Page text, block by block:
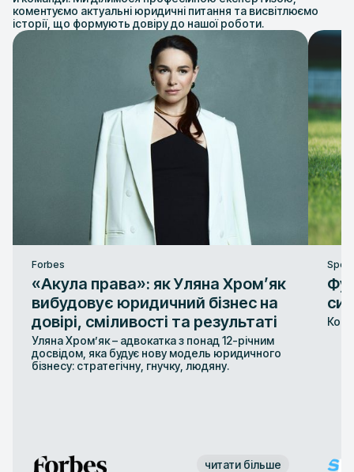
коментуємо актуальні юридичні питання та висвітлюємо
історії, що формують довіру до нашої роботи.
Forbes
«Акула права»: як Уляна Хром’як
вибудовує юридичний бізнес на
довірі, сміливості та результаті
Уляна Хром’як – адвокатка з понад 12-річним
досвідом, яка будує нову модель юридичного
бізнесу: стратегічну, гнучку, людяну.
читати більше